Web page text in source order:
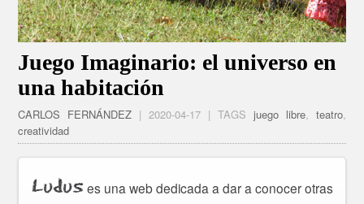
Juego Imaginario: el universo en
una habitación
CARLOS FERNÁNDEZ | 2020-04-17 | TAGS juego libre, teatro,
creatividad
Luduses una web dedicada a dar a conocer otras